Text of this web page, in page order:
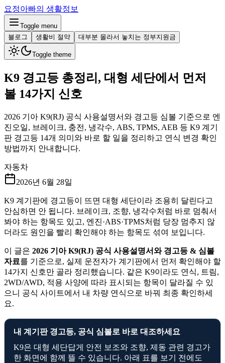
요정아빠의 생활정보
Toggle menu
블로그
생활비 절약 대부분 몰라서 놓치는 정부지원금
Toggle theme
K9 경고등 총정리, 대형 세단에서 먼저
볼 14가지 신호
2026 기아 K9(RJ) 공식 사용설명서와 경고등 심볼 기준으로 엔
진오일, 브레이크, 충전, 냉각수, ABS, TPMS, AEB 등 K9 계기
판 경고등 14개 의미와 바로 할 일을 정리하고 연식 변경 확인
방법까지 안내합니다.
자동차
2026년 6월 28일
K9 계기판에 경고등이 뜨면 대형 세단이라 조용히 달린다고
안심하면 안 됩니다. 브레이크, 조향, 냉각수처럼 바로 멈춰서
봐야 하는 항목도 있고, 엔진·ABS·TPMS처럼 당장 멈추지 않
더라도 원인을 빨리 확인해야 하는 항목도 섞여 보입니다.
이 글은 2026 기아 K9(RJ) 공식 사용설명서와 경고등 & 심볼
자료를 기준으로, 실제 운전자가 계기판에서 먼저 확인해야 할
14가지 신호만 골라 정리했습니다. 같은 K9이라도 연식, 트림,
2WD/AWD, 적용 사양에 따라 표시되는 항목이 달라질 수 있
으니 공식 사이트에서 내 차량 연식으로 바꿔 최종 확인하세
요.
내 계기판 경고등, 공식 심볼로 바로 대조하세요
K9은 대형 세단답게 안전 보조와 조향, 제동 관련 경고가
한 화면에 함께 뜰 수 있습니다. 아래 표를 보기 전에도